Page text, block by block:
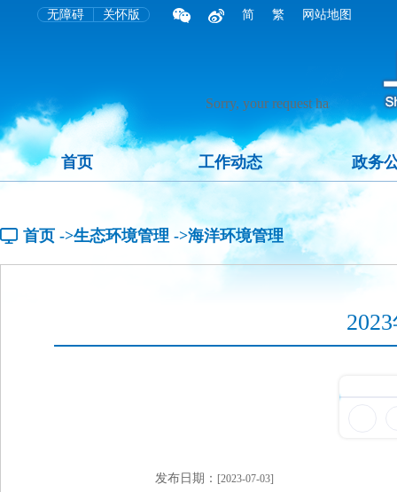
无障碍 关怀版 简 繁 网站地图
首页 工作动态 政务
首页 ->生态环境管理 ->海洋环境管理
发布日期： [2023-07-03]